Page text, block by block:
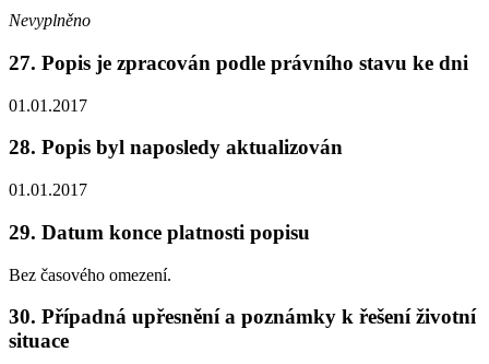
Nevyplněno
27. Popis je zpracován podle právního stavu ke dni
01.01.2017
28. Popis byl naposledy aktualizován
01.01.2017
29. Datum konce platnosti popisu
Bez časového omezení.
30. Případná upřesnění a poznámky k řešení životní
situace